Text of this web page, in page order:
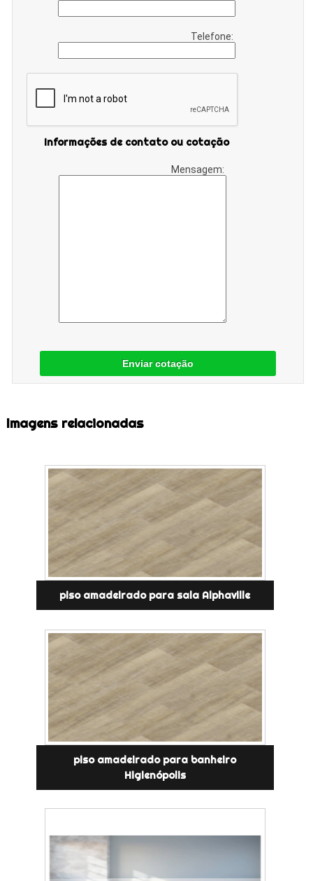
Telefone:
Informações de contato ou cotação
Mensagem:
Enviar cotação
Imagens relacionadas
piso amadeirado para sala Alphaville
piso amadeirado para banheiro
Higienópolis